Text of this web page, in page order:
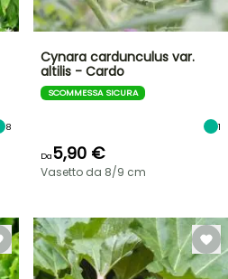
8
Cynara cardunculus var.
altilis - Cardo
SCOMMESSA SICURA
1
Da5,90 €
Vasetto da 8/9 cm